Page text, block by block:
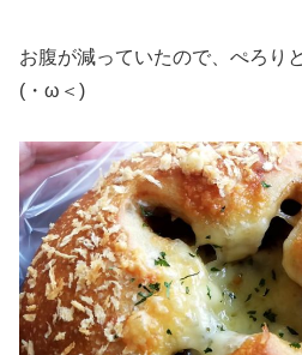
お腹が減っていたので、ぺろり
(・ω＜)